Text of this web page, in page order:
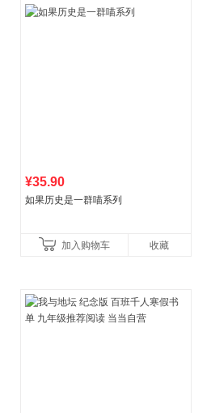
¥35.90
如果历史是一群喵系列
加入购物车 收藏